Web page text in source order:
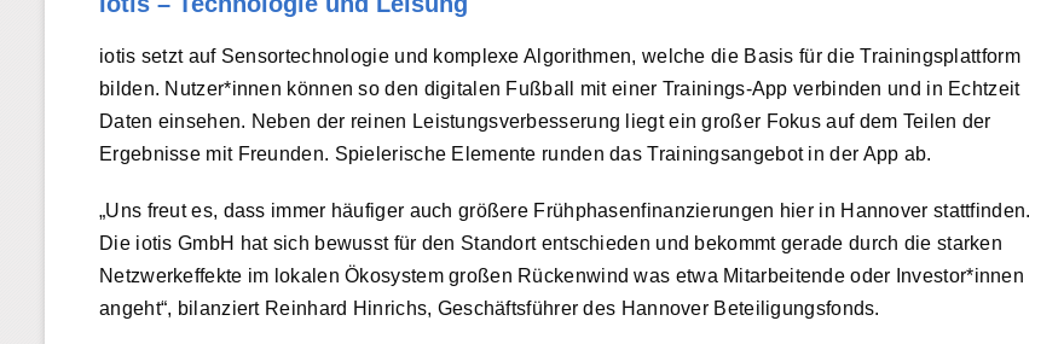
iotis setzt auf Sensortechnologie und komplexe Algorithmen, welche die Basis für die Trainingsplattform
bilden. Nutzer*innen können so den digitalen Fußball mit einer Trainings-App verbinden und in Echtzeit
Daten einsehen. Neben der reinen Leistungsverbesserung liegt ein großer Fokus auf dem Teilen der
Ergebnisse mit Freunden. Spielerische Elemente runden das Trainingsangebot in der App ab.
„Uns freut es, dass immer häufiger auch größere Frühphasenfinanzierungen hier in Hannover stattfinden.
Die iotis GmbH hat sich bewusst für den Standort entschieden und bekommt gerade durch die starken
Netzwerkeffekte im lokalen Ökosystem großen Rückenwind was etwa Mitarbeitende oder Investor*innen
angeht“, bilanziert Reinhard Hinrichs, Geschäftsführer des Hannover Beteiligungsfonds.